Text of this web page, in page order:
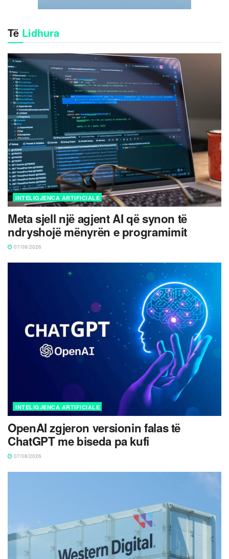
Të Lidhura
INTELIGJENCA ARTIFICIALE
Meta sjell një agjent AI që synon të
ndryshojë mënyrën e programimit
07/08/2026
INTELIGJENCA ARTIFICIALE
OpenAI zgjeron versionin falas të
ChatGPT me biseda pa kufi
07/08/2026